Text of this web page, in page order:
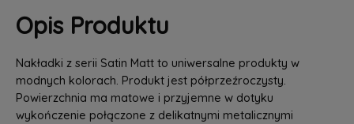
Opis Produktu
Nakładki z serii Satin Matt to uniwersalne produkty w
modnych kolorach. Produkt jest półprzeźroczysty.
Powierzchnia ma matowe i przyjemne w dotyku
wykończenie połączone z delikatnymi metalicznymi